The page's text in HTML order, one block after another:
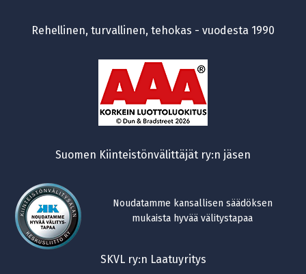
Rehellinen, turvallinen, tehokas - vuodesta 1990
Suomen Kiinteistönvälittäjät ry:n jäsen
Noudatamme kansallisen säädöksen
mukaista hyvää välitystapaa
SKVL ry:n Laatuyritys